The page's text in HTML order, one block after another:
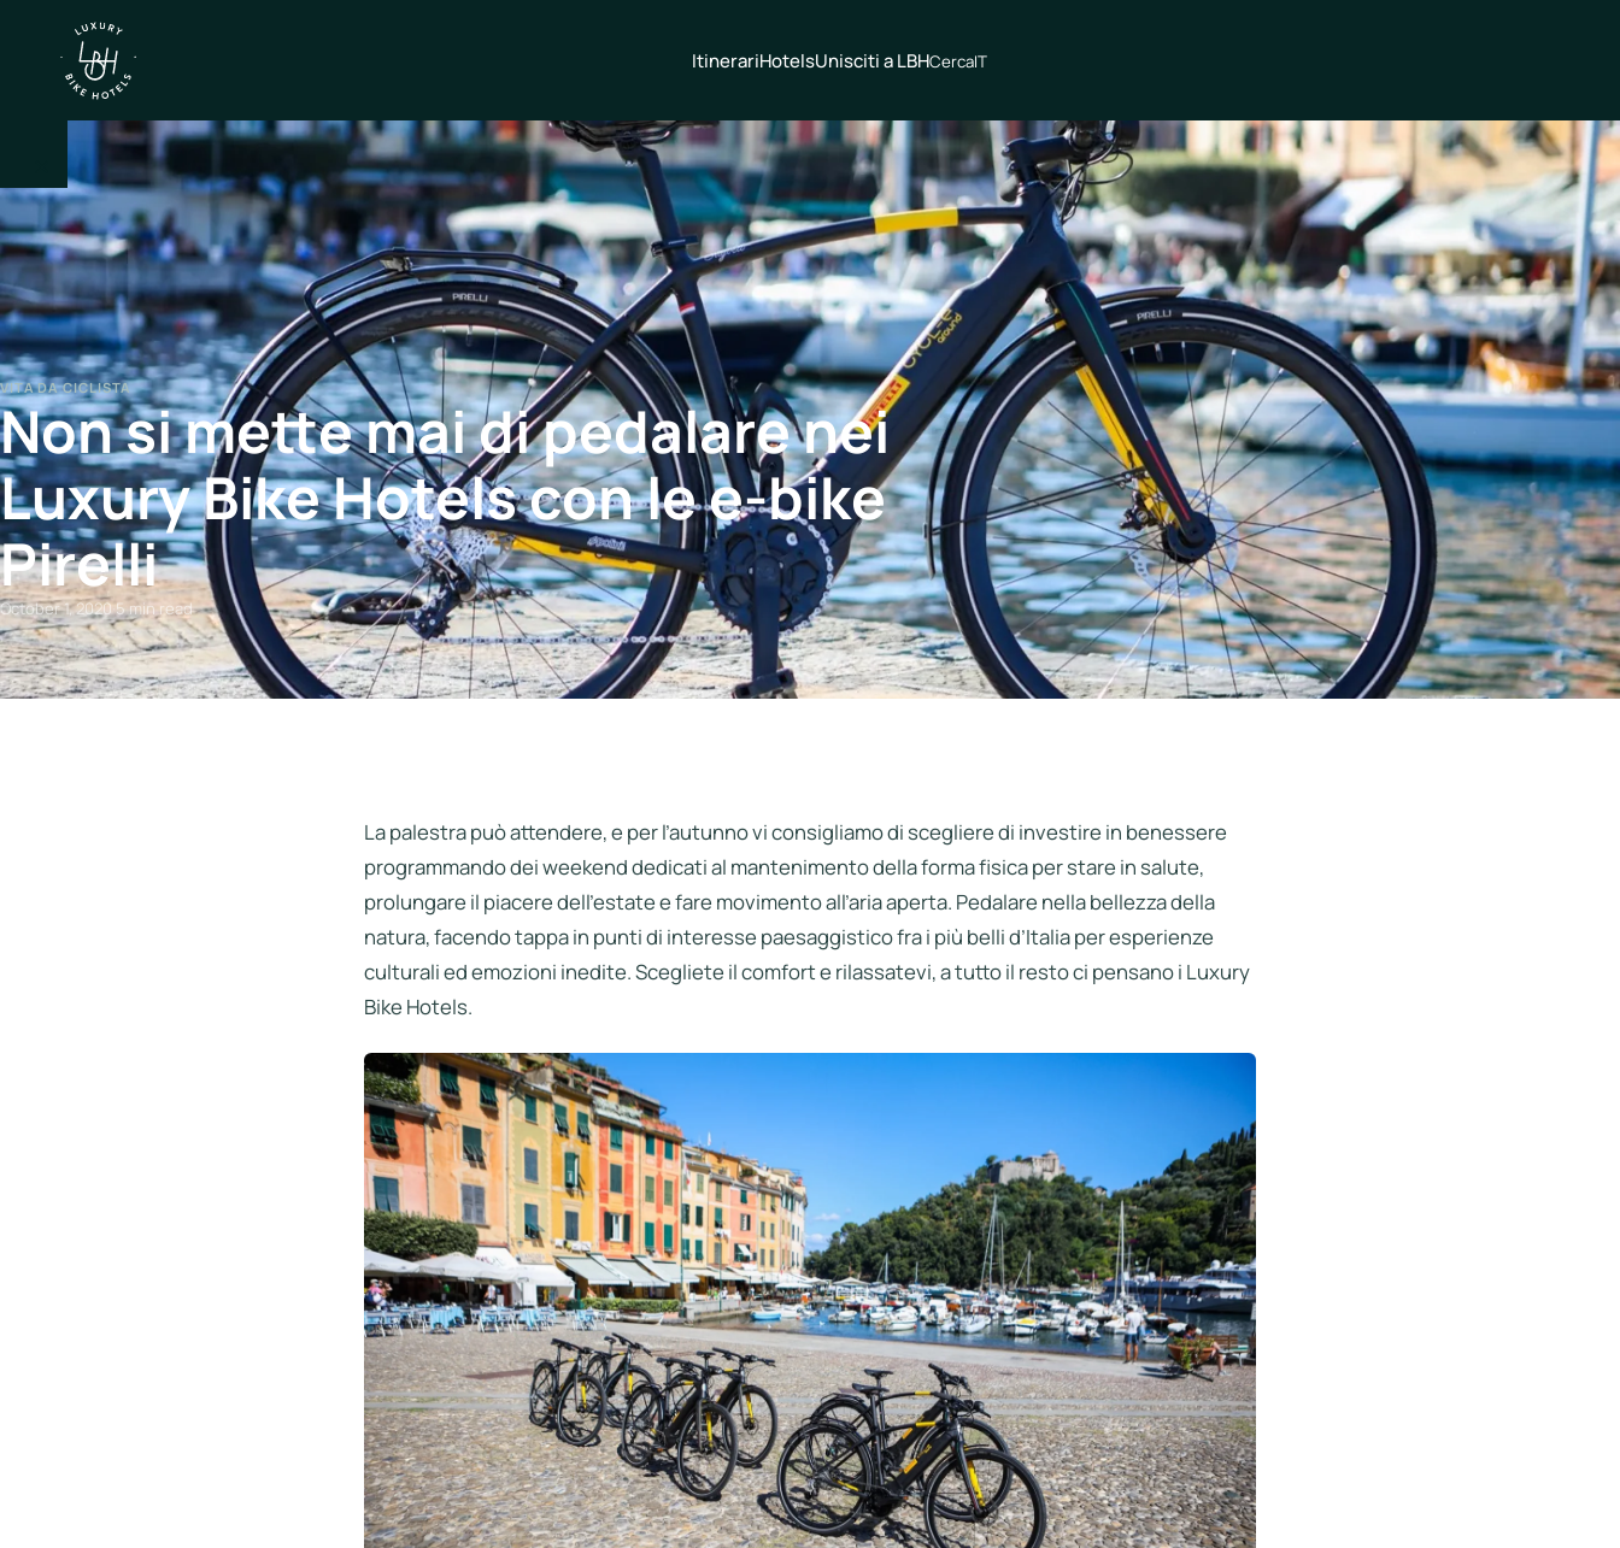
ItinerariHotelsUnisciti a LBHCercaIT
IT
EN
Itinerari
Nord
Italia
Centro
Italia
Sud
Italia
Northen
Italy
Center
Italy
VITA DA CICLISTA
Non si mette mai di pedalare nei
Luxury Bike Hotels con le e-bike
Pirelli
October 1, 2020·5 min read
La palestra può attendere, e per l’autunno vi consigliamo di scegliere di investire in benessere
programmando dei weekend dedicati al mantenimento della forma fisica per stare in salute,
prolungare il piacere dell’estate e fare movimento all’aria aperta. Pedalare nella bellezza della
natura, facendo tappa in punti di interesse paesaggistico fra i più belli d’Italia per esperienze
culturali ed emozioni inedite. Scegliete il comfort e rilassatevi, a tutto il resto ci pensano i Luxury
Bike Hotels.